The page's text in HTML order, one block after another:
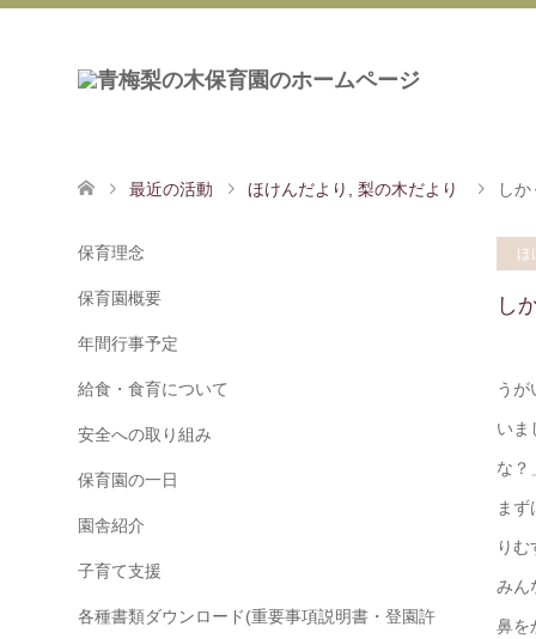
最近の活動 ほけんだより 梨の木だより し
ほ
し
うが
いま
な？
ま
り
みん
鼻を
保育理念
保育園概要
年間行事予定
給食・食育について
安全への取り組み
保育園の一日
園舎紹介
子育て支援
各種書類ダウンロード(重要事項説明書・登園許